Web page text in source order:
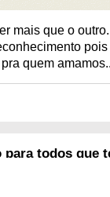
mais que o
quem
para todos que